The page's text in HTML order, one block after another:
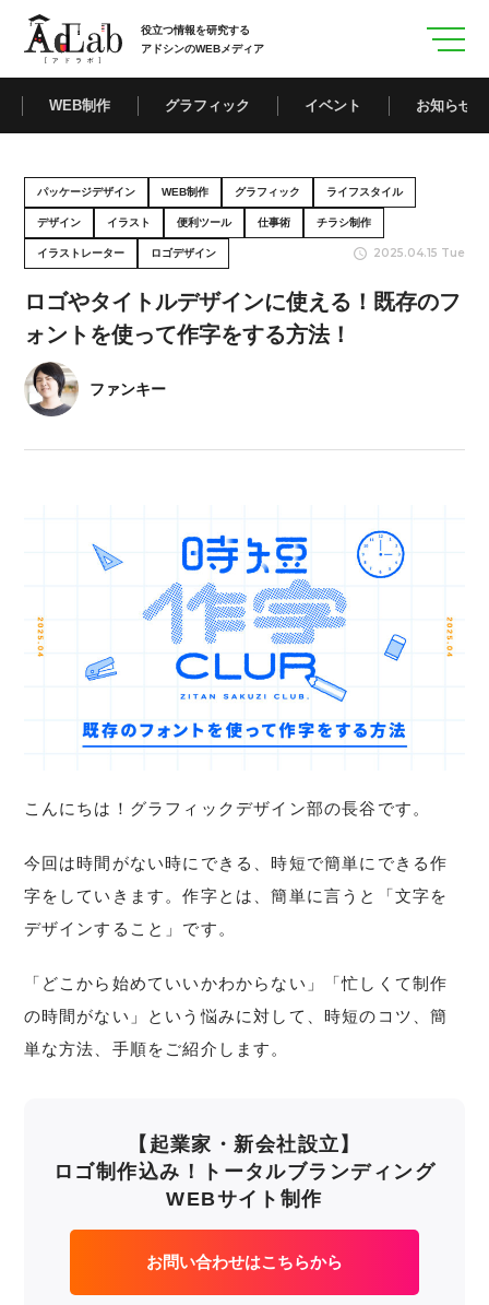
役立つ情報を研究する
アドシンのWEBメディア
WEB制作 グラフィック イベント お知らせ
パッケージデザイン WEB制作 グラフィック ライフスタイル
デザイン イラスト 便利ツール 仕事術 チラシ制作
イラストレーター ロゴデザイン 2025.04.15 Tue
ロゴやタイトルデザインに使える！既存のフ
ォントを使って作字をする方法！
ファンキー
こんにちは！グラフィックデザイン部の長谷です。
今回は時間がない時にできる、時短で簡単にできる作
字をしていきます。作字とは、簡単に言うと「文字を
デザインすること」です。
「どこから始めていいかわからない」「忙しくて制作
の時間がない」という悩みに対して、時短のコツ、簡
単な方法、手順をご紹介します。
【起業家・新会社設立】
ロゴ制作込み！トータルブランディング
WEBサイト制作
お問い合わせはこちらから